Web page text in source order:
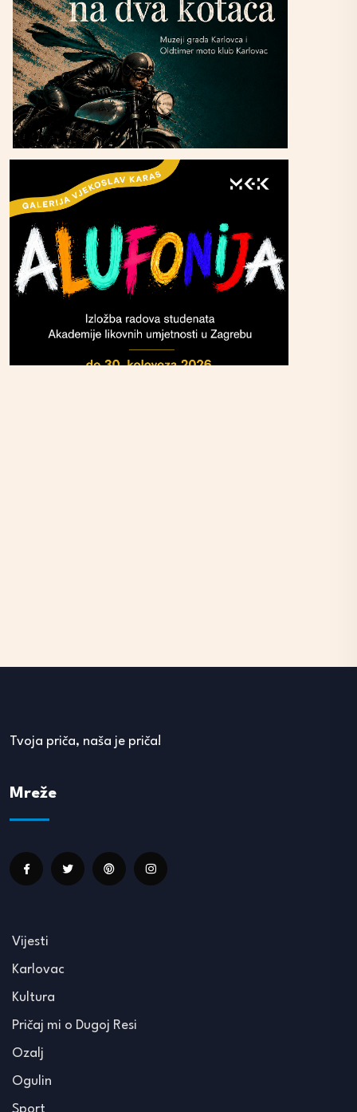
Tvoja priča, naša je priča!
Mreže
Vijesti
Karlovac
Kultura
Pričaj mi o Dugoj Resi
Ozalj
Ogulin